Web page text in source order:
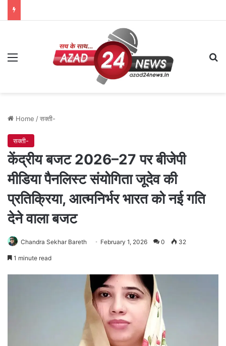
Menu
Home /सक्ती-
सक्ती-
केंद्रीय बजट 2026–27 पर बीजेपी
मीडिया पैनलिस्ट संयोगिता जूदेव की
प्रतिक्रिया, आत्मनिर्भर भारत को नई गति
देने वाला बजट
Chandra Sekhar Bareth February 1, 2026 0 32
1 minute read